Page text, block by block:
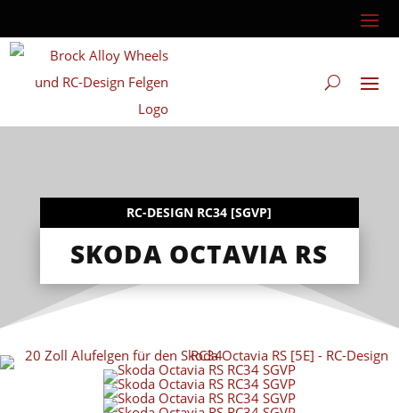
RC-DESIGN RC34 [SGVP]
SKODA OCTAVIA RS